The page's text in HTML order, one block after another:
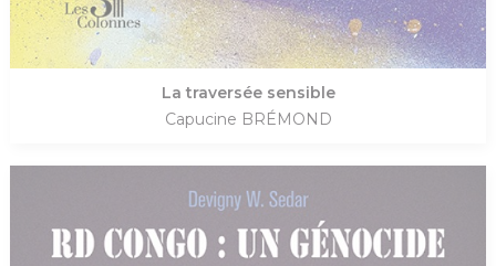
La traversée sensible
Capucine BRÉMOND